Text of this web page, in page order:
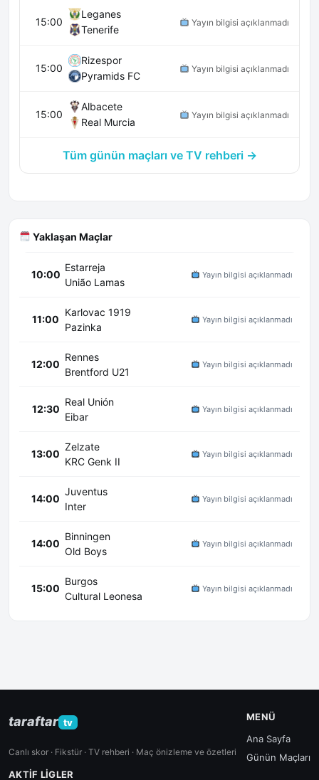
15:00
Leganes
Tenerife
Yayın bilgisi açıklanmadı
15:00
Rizespor
Pyramids FC
Yayın bilgisi açıklanmadı
15:00
Albacete
Real Murcia
Yayın bilgisi açıklanmadı
Tüm günün maçları ve TV rehberi →
Yaklaşan Maçlar
10:00
Estarreja
União Lamas
Yayın bilgisi açıklanmadı
11:00
Karlovac 1919
Pazinka
Yayın bilgisi açıklanmadı
12:00
Rennes
Brentford U21
Yayın bilgisi açıklanmadı
12:30
Real Unión
Eibar
Yayın bilgisi açıklanmadı
13:00
Zelzate
KRC Genk II
Yayın bilgisi açıklanmadı
14:00
Juventus
Inter
Yayın bilgisi açıklanmadı
14:00
Binningen
Old Boys
Yayın bilgisi açıklanmadı
15:00
Burgos
Cultural Leonesa
Yayın bilgisi açıklanmadı
taraftar tv
Canlı skor · Fikstür · TV rehberi · Maç önizleme ve özetleri
MENÜ
Ana Sayfa
Günün Maçları
AKTIF LIGLER